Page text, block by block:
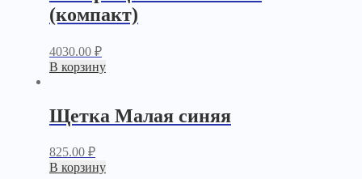
(компакт)
4030.00 ₽
В корзину
Щетка Малая синяя
825.00 ₽
В корзину